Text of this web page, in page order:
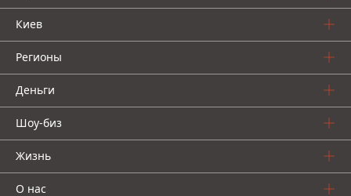
Киев
Регионы
Деньги
Шоу-биз
Жизнь
О нас